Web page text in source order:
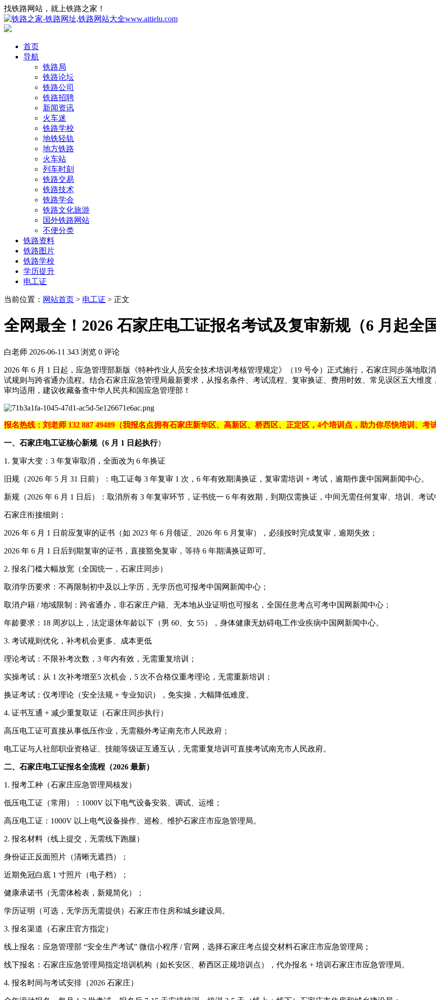
找铁路网站，就上铁路之家！
首页
导航
铁路局
铁路论坛
铁路公司
铁路招聘
新闻资讯
火车迷
铁路学校
地铁轻轨
地方铁路
火车站
列车时刻
铁路交易
铁路技术
铁路学会
铁路文化旅游
国外铁路网站
不便分类
铁路资料
铁路图片
铁路学校
学历提升
电工证
当前位置： 网站首页 > 电工证 > 正文
全网最全！2026 石家庄电工证报名考试及复审新规（6 月起全
白老师 2026-06-11 343 浏览 0 评论
2026 年 6 月 1 日起，应急管理部新版《特种作业人员安全技术培训考核管理规定》（19 号令）正式施行，石家庄同步落地取
试规则与跨省通办流程。结合石家庄应急管理局最新要求，从报名条件、考试流程、复审换证、费用时效、常见误区五大维
审均适用，建议收藏备查中华人民共和国应急管理部！
报名热线：刘老师 132 887 49489（我报名点拥有石家庄新华区、高新区、桥西区、正定区，4个培训点，助力你尽快培训、考
一、石家庄电工证核心新规（6 月 1 日起执行）
1. 复审大变：3 年复审取消，全面改为 6 年换证
旧规（2026 年 5 月 31 日前）：电工证每 3 年复审 1 次，6 年有效期满换证，复审需培训 + 考试，逾期作废中国网新闻中心。
新规（2026 年 6 月 1 日后）：取消所有 3 年复审环节，证书统一 6 年有效期，到期仅需换证，中间无需任何复审、培训、考试
石家庄衔接细则：
2026 年 6 月 1 日前应复审的证书（如 2023 年 6 月领证、2026 年 6 月复审），必须按时完成复审，逾期失效；
2026 年 6 月 1 日后到期复审的证书，直接豁免复审，等待 6 年期满换证即可。
2. 报名门槛大幅放宽（全国统一，石家庄同步）
取消学历要求：不再限制初中及以上学历，无学历也可报考中国网新闻中心；
取消户籍 / 地域限制：跨省通办，非石家庄户籍、无本地从业证明也可报名，全国任意考点可考中国网新闻中心；
年龄要求：18 周岁以上，法定退休年龄以下（男 60、女 55），身体健康无妨碍电工作业疾病中国网新闻中心。
3. 考试规则优化，补考机会更多、成本更低
理论考试：不限补考次数，3 年内有效，无需重复培训；
实操考试：从 1 次补考增至5 次机会，5 次不合格仅重考理论，无需重新培训；
换证考试：仅考理论（安全法规 + 专业知识），免实操，大幅降低难度。
4. 证书互通 + 减少重复取证（石家庄同步执行）
高压电工证可直接从事低压作业，无需额外考证南充市人民政府；
电工证与人社部职业资格证、技能等级证互通互认，无需重复培训可直接考试南充市人民政府。
二、石家庄电工证报名全流程（2026 最新）
1. 报考工种（石家庄应急管理局核发）
低压电工证（常用）：1000V 以下电气设备安装、调试、运维；
高压电工证：1000V 以上电气设备操作、巡检、维护石家庄市应急管理局。
2. 报名材料（线上提交，无需线下跑腿）
身份证正反面照片（清晰无遮挡）；
近期免冠白底 1 寸照片（电子档）；
健康承诺书（无需体检表，新规简化）；
学历证明（可选，无学历无需提供）石家庄市住房和城乡建设局。
3. 报名渠道（石家庄官方指定）
线上报名：应急管理部 “安全生产考试” 微信小程序 / 官网，选择石家庄考点提交材料石家庄市应急管理局；
线下报名：石家庄应急管理局指定培训机构（如长安区、桥西区正规培训点），代办报名 + 培训石家庄市应急管理局。
4. 报名时间与考试安排（2026 石家庄）